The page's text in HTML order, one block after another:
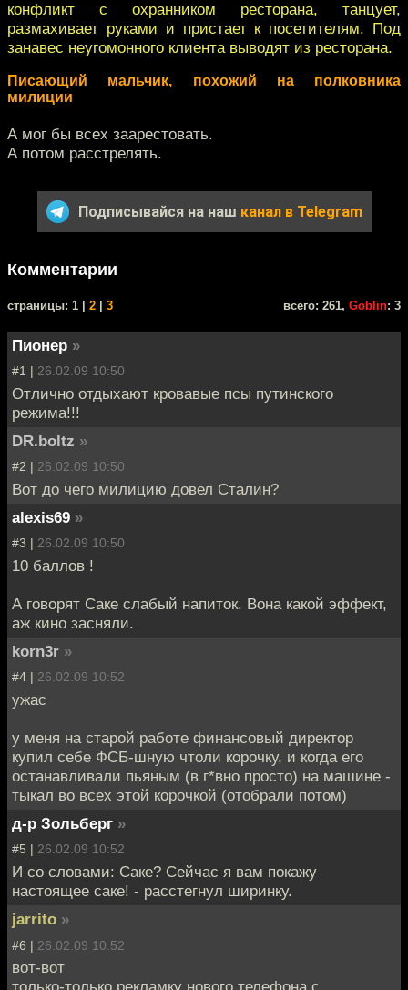
конфликт с охранником ресторана, танцует,
размахивает руками и пристает к посетителям. Под
занавес неугомонного клиента выводят из ресторана.
Писающий мальчик, похожий на полковника
милиции
А мог бы всех заарестовать.
А потом расстрелять.
Подписывайся на наш канал в Telegram
Комментарии
cтраницы: 1 | 2 3 всего: 261, Goblin: 3
Пионер »
#1 | 26.02.09 10:50
Отлично отдыхают кровавые псы путинского
режима!!!
DR.boltz »
#2 | 26.02.09 10:50
Вот до чего милицию довел Сталин?
alexis69 »
#3 | 26.02.09 10:50
10 баллов !
А говорят Саке слабый напиток. Вона какой эффект,
аж кино засняли.
korn3r »
#4 | 26.02.09 10:52
ужас
у меня на старой работе финансовый директор
купил себе ФСБ-шную чтоли корочку, и когда его
останавливали пьяным (в г*вно просто) на машине -
тыкал во всех этой корочкой (отобрали потом)
д-р Зольберг »
#5 | 26.02.09 10:52
И со словами: Саке? Сейчас я вам покажу
настоящее саке! - расстегнул ширинку.
jarrito »
#6 | 26.02.09 10:52
вот-вот